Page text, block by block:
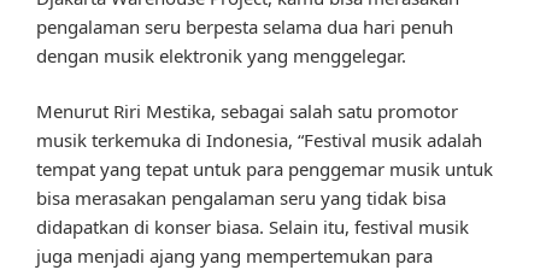
pengalaman seru berpesta selama dua hari penuh
dengan musik elektronik yang menggelegar.
Menurut Riri Mestika, sebagai salah satu promotor
musik terkemuka di Indonesia, “Festival musik adalah
tempat yang tepat untuk para penggemar musik untuk
bisa merasakan pengalaman seru yang tidak bisa
didapatkan di konser biasa. Selain itu, festival musik
juga menjadi ajang yang mempertemukan para